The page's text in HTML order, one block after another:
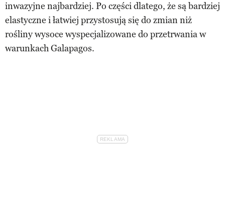
inwazyjne najbardziej. Po części dlatego, że są bardziej
elastyczne i łatwiej przystosują się do zmian niż
rośliny wysoce wyspecjalizowane do przetrwania w
warunkach Galapagos.